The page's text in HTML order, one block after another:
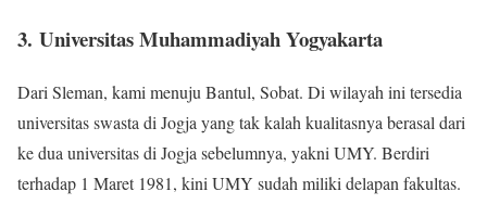
3. Universitas Muhammadiyah Yogyakarta
Dari Sleman, kami menuju Bantul, Sobat. Di wilayah ini tersedia
universitas swasta di Jogja yang tak kalah kualitasnya berasal dari
ke dua universitas di Jogja sebelumnya, yakni UMY. Berdiri
terhadap 1 Maret 1981, kini UMY sudah miliki delapan fakultas.